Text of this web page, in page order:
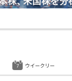
ウイークリー